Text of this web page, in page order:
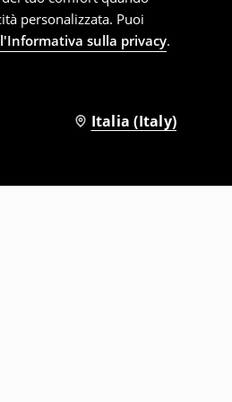
personalizzata. Puoi
l'Informativa sulla privacy.
Italia (Italy)